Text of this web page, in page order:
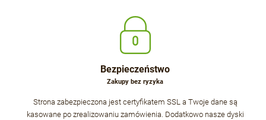
Bezpieczeństwo
Zakupy bez ryzyka
Strona zabezpieczona jest certyfikatem SSL a Twoje dane są
kasowane po zrealizowaniu zamówienia. Dodatkowo nasze dyski